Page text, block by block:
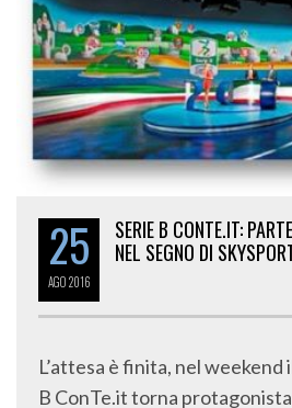
25
AGO2016
SERIE B CONTE.IT:
NEL SEGNO DI
L’attesa è finita, nel weekend
B ConTe.it torna protagonista